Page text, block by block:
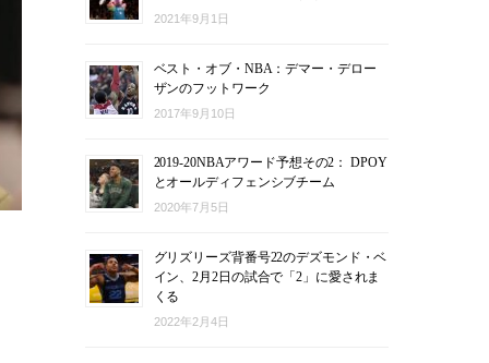
2021年9月1日
ベスト・オブ・NBA：デマー・デロー
ザンのフットワーク
2017年9月10日
2019-20NBAアワード予想その2： DPOY
とオールディフェンシブチーム
2020年7月5日
グリズリーズ背番号22のデズモンド・ベ
イン、2月2日の試合で「2」に愛されま
くる
2022年2月4日